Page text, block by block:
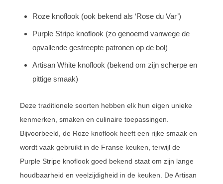
Roze knoflook (ook bekend als ‘Rose du Var’)
Purple Stripe knoflook (zo genoemd vanwege de
opvallende gestreepte patronen op de bol)
Artisan White knoflook (bekend om zijn scherpe en
pittige smaak)
Deze traditionele soorten hebben elk hun eigen unieke
kenmerken, smaken en culinaire toepassingen.
Bijvoorbeeld, de Roze knoflook heeft een rijke smaak en
wordt vaak gebruikt in de Franse keuken, terwijl de
Purple Stripe knoflook goed bekend staat om zijn lange
houdbaarheid en veelzijdigheid in de keuken. De Artisan